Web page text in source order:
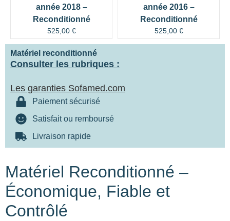
Matériel reconditionné
Consulter les rubriques :
Les garanties Sofamed.com
Paiement sécurisé
Satisfait ou remboursé
Livraison rapide
année 2018 –
Reconditionné
525,00 €
année 2016 –
Reconditionné
525,00 €
Matériel Reconditionné –
Économique, Fiable et
Contrôlé